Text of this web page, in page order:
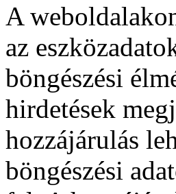
A
az
böngészési
hirdetések
hozzájárulás
böngészési